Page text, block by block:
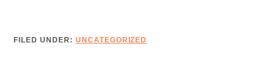
–
FILED UNDER: UNCATEGORIZED